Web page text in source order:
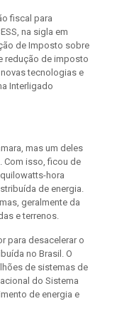
fiscal para
na sigla em
de Imposto sobre
redução de imposto
tecnologias e
Interligado
mas um deles
Com isso, ficou de
hora
de energia.
geralmente da
e terrenos.
para desacelerar o
no Brasil. O
de sistemas de
do Sistema
de energia e